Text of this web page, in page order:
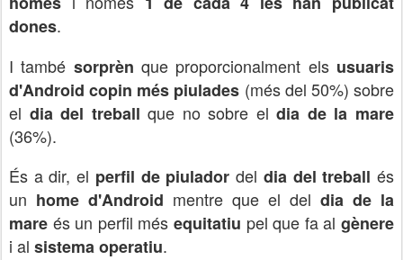
dones.
I també sorprèn que proporcionalment els usuaris
d'Android copin més piulades (més del 50%) sobre
el dia del treballque no sobre eldia de la mare
(36%).
És a dir, el perfil de piulador del dia del treball és
un home d'Android mentre que el del dia de la
mare és un perfil més equitatiu pel que fa al gènere
i al sistema operatiu.